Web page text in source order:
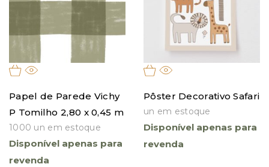
Papel de Parede Vichy
P Tomilho 2,80 x 0,45 m
1000 un em estoque
Disponível apenas para
revenda
Pôster Decorativo Safari
un em estoque
Disponível apenas para
revenda